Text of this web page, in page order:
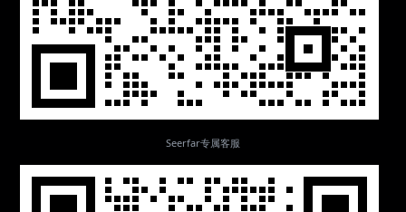
Seerfar专属客服